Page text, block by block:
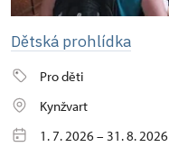
Dětská prohlídka
Pro děti
Kynžvart
1. 7. 2026 – 31. 8. 2026